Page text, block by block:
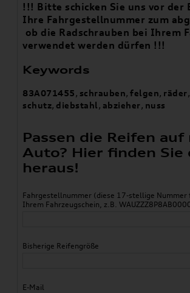
!!! Bitte schicken Sie uns vor der
Ihre Fahrgestellnummer zum
ob die Radschrauben bei Ihrem
verwendet werden dürfen !!!
Keywords
83A071455, schrauben,felgen, räder,
schutz, diebstahl, abzieher, nuss
Passen die Reifen auf
Auto? Hier finden Sie
heraus!
Fahrgestellnummer (diese 17-stellige Nummer
Ihrem Fahrzeugschein, z.B.
Bisherige Reifengröße
E-Mail